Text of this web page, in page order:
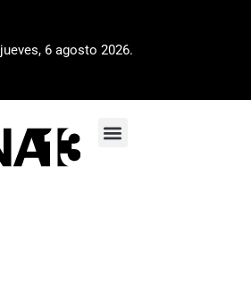
jueves, 6 agosto 2026.